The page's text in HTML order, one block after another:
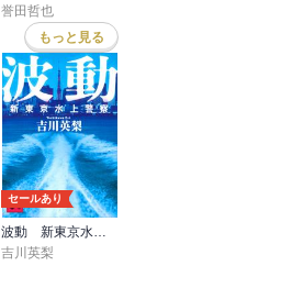
誉田哲也
もっと見る
セールあり
吉川英梨